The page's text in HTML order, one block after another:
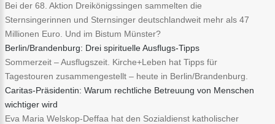
Bei der 68. Aktion Dreikönigssingen sammelten die
Sternsingerinnen und Sternsinger deutschlandweit mehr als 47
Millionen Euro. Und im Bistum Münster?
Berlin/Brandenburg: Drei spirituelle Ausflugs-Tipps
Sommerzeit – Ausflugszeit. Kirche+Leben hat Tipps für
Tagestouren zusammengestellt – heute in Berlin/Brandenburg.
Caritas-Präsidentin: Warum rechtliche Betreuung von Menschen
wichtiger wird
Eva Maria Welskop-Deffaa hat den Sozialdienst katholischer